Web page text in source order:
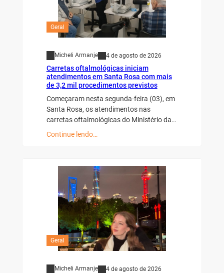
Geral
Micheli Armanje 4 de agosto de 2026
Carretas oftalmológicas iniciam
atendimentos em Santa Rosa com mais
de 3,2 mil procedimentos previstos
Começaram nesta segunda-feira (03), em
Santa Rosa, os atendimentos nas
carretas oftalmológicas do Ministério da…
Continue lendo…
Geral
Micheli Armanje 4 de agosto de 2026